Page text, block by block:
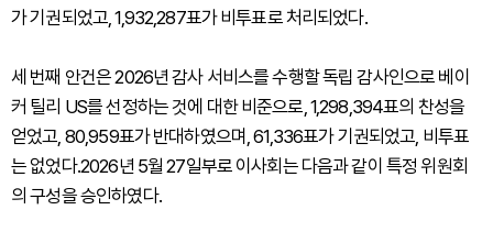
가 기권되었고, 1,932,287표가 비투표로 처리되었다.
세 번째 안건은 2026년 감사 서비스를 수행할 독립 감사인으로 베이
커 틸리 US를 선정하는 것에 대한 비준으로, 1,298,394표의 찬성을
얻었고, 80,959표가 반대하였으며, 61,336표가 기권되었고, 비투표
는 없었다.2026년 5월 27일부로 이사회는 다음과 같이 특정 위원회
의 구성을 승인하였다.